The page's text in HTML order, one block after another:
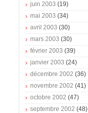
juin 2003 (19)
mai 2003 (34)
avril 2003 (30)
mars 2003 (30)
février 2003 (39)
janvier 2003 (24)
décembre 2002 (36)
novembre 2002 (41)
octobre 2002 (47)
septembre 2002 (48)